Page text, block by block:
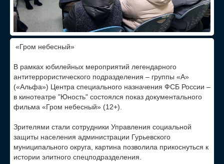
«Гром небесный»
В рамках юбилейных мероприятий легендарного
антитеррористического подразделения – группы «А»
(«Альфа») Центра специального назначения ФСБ России –
в кинотеатре "Юность" состоялся показ документального
фильма «Гром небесный» (12+).
Зрителями стали сотрудники Управления социальной
защиты населения администрации Гурьевского
муниципального округа, картина позволила прикоснуться к
истории элитного спецподразделения.